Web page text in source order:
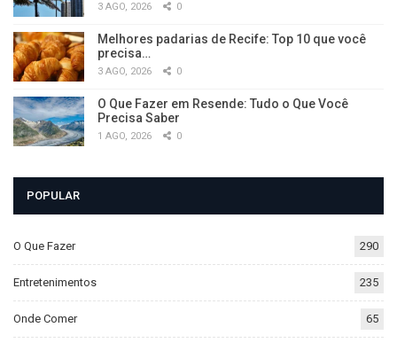
3 AGO, 2026 0
Melhores padarias de Recife: Top 10 que você
precisa…
3 AGO, 2026 0
O Que Fazer em Resende: Tudo o Que Você
Precisa Saber
1 AGO, 2026 0
POPULAR
O Que Fazer 290
Entretenimentos 235
Onde Comer 65